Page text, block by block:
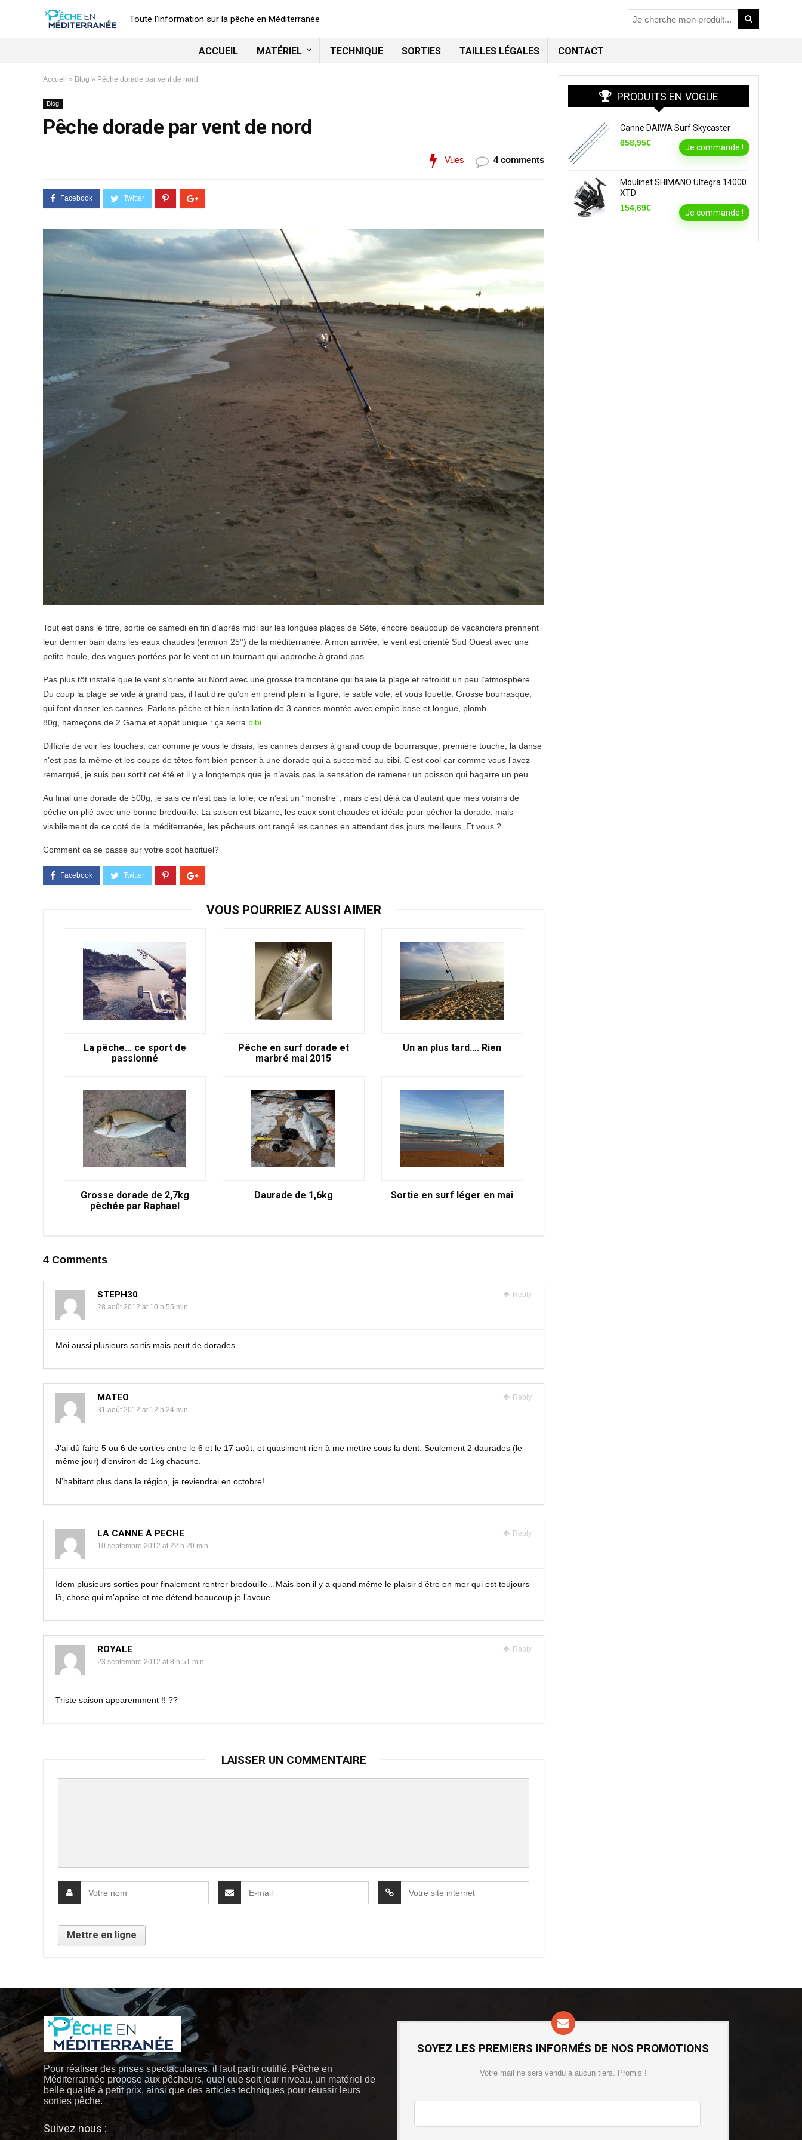
Toute l'information sur la pêche en Méditerranée
ACCUEIL MATÉRIEL TECHNIQUE SORTIES TAILLES LÉGALES CONTACT
Accueil » Blog » Pêche dorade par vent de nord
Blog
Pêche dorade par vent de nord
Vues 4 comments
Tout est dans le titre, sortie ce samedi en fin d’après midi sur les longues plages de Sète, encore beaucoup de vacanciers prennent
leur dernier bain dans les eaux chaudes (environ 25°) de la méditerranée. A mon arrivée, le vent est orienté Sud Ouest avec une
petite houle, des vagues portées par le vent et un tournant qui approche à grand pas.
Pas plus tôt installé que le vent s’oriente au Nord avec une grosse tramontane qui balaie la plage et refroidit un peu l’atmosphère.
Du coup la plage se vide à grand pas, il faut dire qu’on en prend plein la figure, le sable vole, et vous fouette. Grosse bourrasque,
qui font danser les cannes. Parlons pêche et bien installation de 3 cannes montée avec empile base et longue, plomb
80g, hameçons de 2 Gama et appât unique : ça serra bibi.
Difficile de voir les touches, car comme je vous le disais, les cannes danses à grand coup de bourrasque, première touche, la danse
n’est pas la même et les coups de têtes font bien penser à une dorade qui a succombé au bibi. C’est cool car comme vous l’avez
remarqué, je suis peu sortit cet été et il y a longtemps que je n’avais pas la sensation de ramener un poisson qui bagarre un peu.
Au final une dorade de 500g, je sais ce n’est pas la folie, ce n’est un “monstre”, mais c’est déjà ca d’autant que mes voisins de
pêche on plié avec une bonne bredouille. La saison est bizarre, les eaux sont chaudes et idéale pour pêcher la dorade, mais
visibilement de ce coté de la méditerranée, les pêcheurs ont rangé les cannes en attendant des jours meilleurs. Et vous ?
Comment ca se passe sur votre spot habituel?
VOUS POURRIEZ AUSSI AIMER
La pêche… ce sport de
passionné
Pêche en surf dorade et
marbré mai 2015
Un an plus tard…. Rien
Grosse dorade de 2,7kg
pêchée par Raphael
Daurade de 1,6kg Sortie en surf léger en mai
4 Comments
Reply
STEPH30
28 août 2012 at 10 h 55 min
Moi aussi plusieurs sortis mais peut de dorades
Reply
MATEO
31 août 2012 at 12 h 24 min
J’ai dû faire 5 ou 6 de sorties entre le 6 et le 17 août, et quasiment rien à me mettre sous la dent. Seulement 2 daurades (le
même jour) d’environ de 1kg chacune.
N’habitant plus dans la région, je reviendrai en octobre!
Reply
LA CANNE À PECHE
10 septembre 2012 at 22 h 20 min
Idem plusieurs sorties pour finalement rentrer bredouille…Mais bon il y a quand même le plaisir d’être en mer qui est toujours
là, chose qui m’apaise et me détend beaucoup je l’avoue.
Reply
ROYALE
23 septembre 2012 at 8 h 51 min
Triste saison apparemment !! ??
LAISSER UN COMMENTAIRE
PRODUITS EN VOGUE
Canne DAIWA Surf Skycaster
658,95€
Je commande !
Moulinet SHIMANO Ultegra 14000
XTD
154,69€
Je commande !
Pour réaliser des prises spectaculaires, il faut partir outillé. Pêche en
Méditerrannée propose aux pêcheurs, quel que soit leur niveau, un matériel de
belle qualité à petit prix, ainsi que des articles techniques pour réussir leurs
sorties pêche.
Suivez nous :
SOYEZ LES PREMIERS INFORMÉS DE NOS PROMOTIONS
Votre mail ne sera vendu à aucun tiers. Promis !